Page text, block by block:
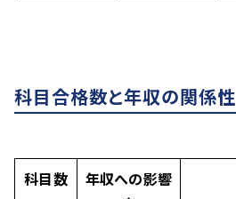
科目合格数と年収の関係性
科目数
年収への影響